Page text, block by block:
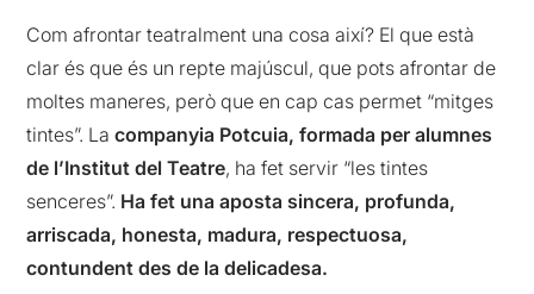
Com afrontar teatralment una cosa així? El que està
clar és que és un repte majúscul, que pots afrontar de
moltes maneres, però que en cap cas permet “mitges
tintes”. Lacompanyia Potcuia, formada per alumnes
de l’Institut del Teatre, ha fet servir “les tintes
senceres”. Ha fet una aposta sincera, profunda,
arriscada, honesta, madura, respectuosa,
contundent des de la delicadesa.